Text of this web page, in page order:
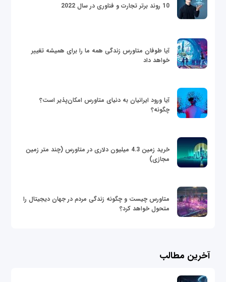
10 روند برتر تجارت و فناوری در سال 2022
آیا طوفان متاورس زندگی همه ما را برای همیشه تغییر
خواهد داد
آیا ورود ایرانیان به دنیای متاورس امکان‌پذیر است؟
چگونه؟
خرید زمین 4.3 میلیون دلاری در متاورس (چند متر زمین
مجازی)
متاورس چیست و چگونه زندگی مردم در جهان دیجیتال را
متحول خواهد کرد؟
آخرین مطالب